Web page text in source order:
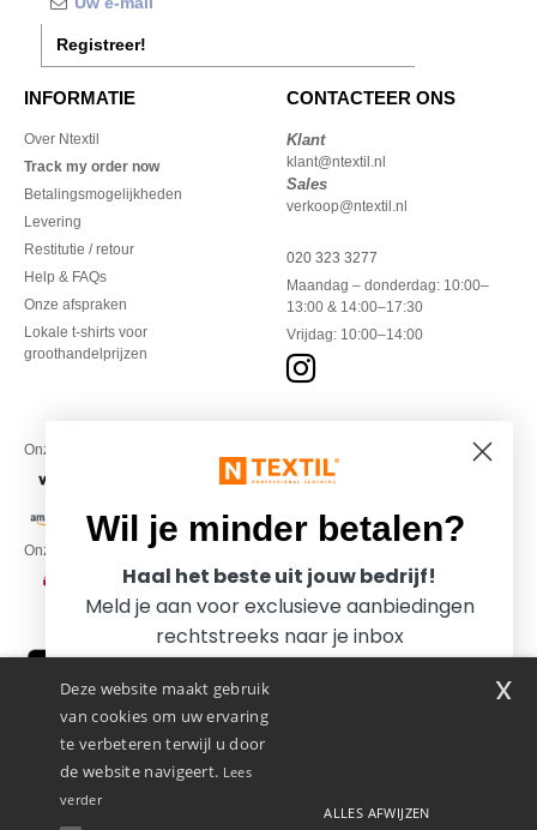
Registreer!
INFORMATIE
Over Ntextil
Track my order now
Betalingsmogelijkheden
Levering
Restitutie / retour
Help & FAQs
Onze afspraken
Lokale t-shirts voor
groothandelprijzen
CONTACTEER ONS
Klant
klant@ntextil.nl
Sales
verkoop@ntextil.nl
020 323 3277
Maandag – donderdag: 10:00–
13:00 & 14:00–17:30
Vrijdag: 10:00–14:00
Onze financiële partners
Onze transporteurs
Deze website maakt gebruik
van cookies om uw ervaring
te verbeteren terwijl u door
de website navigeert. Lees
verder
ALLES AFWIJZEN
x
Wil je minder betalen?
Haal het beste uit jouw bedrijf!
Meld je aan voor exclusieve aanbiedingen
rechtstreeks naar je inbox